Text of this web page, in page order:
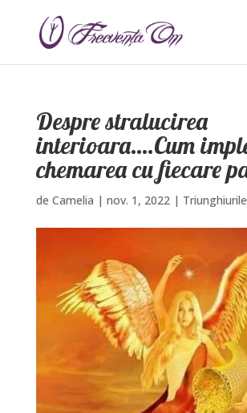
Despre stralucirea
interioara….Cum
chemarea cu fiecare
de Camelia | nov. 1, 2022|